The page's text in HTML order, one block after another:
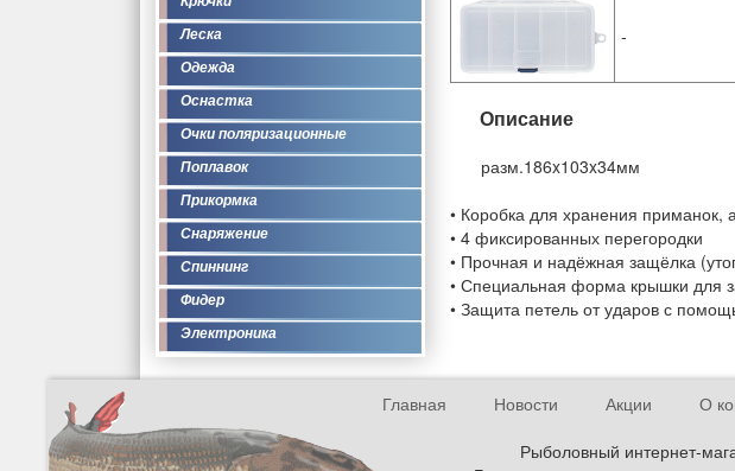
Леска
Одежда
Оснастка
Очки поляризационные
Поплавок
Прикормка
Снаряжение
Спиннинг
Фидер
Электроника
-
Описание
разм.186x103x34мм
• Коробка для хранения приманок,
• 4 фиксированных перегородки
• Прочная и надёжная защёлка
• Специальная форма крышки для
• Защита петель от ударов с
Главная Новости Акции О
Рыболовный интернет-